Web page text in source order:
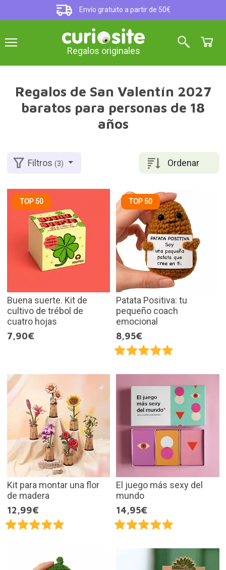
Envío gratuito a partir de 50€
Regalos originales
Regalos de San Valentín 2027
baratos para personas de 18
años
Ordenar
Filtros(3)
TOP 50
Buena suerte. Kit de
cultivo de trébol de
cuatro hojas
7,90€
TOP 50
Patata Positiva: tu
pequeño coach
emocional
8,95€
Kit para montar una flor
de madera
12,99€
El juego más sexy del
mundo
14,95€